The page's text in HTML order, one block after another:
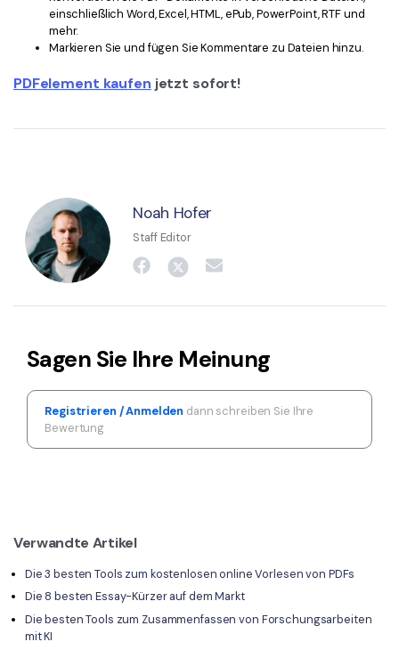
einschließlich Word, Excel, HTML, ePub, PowerPoint, RTF und
mehr.
Markieren Sie und fügen Sie Kommentare zu Dateien hinzu.
PDFelement kaufen jetzt sofort!
Noah Hofer
Staff Editor
Sagen Sie Ihre Meinung
Registrieren / Anmelden dann schreiben Sie Ihre
Bewertung
Verwandte Artikel
Die 3 besten Tools zum kostenlosen online Vorlesen von PDFs
Die 8 besten Essay-Kürzer auf dem Markt
Die besten Tools zum Zusammenfassen von Forschungsarbeiten
mit KI